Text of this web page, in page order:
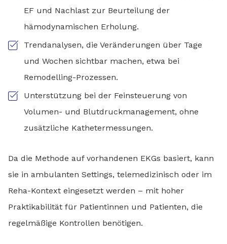
EF und Nachlast zur Beurteilung der
hämodynamischen Erholung.
Trendanalysen, die Veränderungen über Tage
und Wochen sichtbar machen, etwa bei
Remodelling-Prozessen.
Unterstützung bei der Feinsteuerung von
Volumen- und Blutdruckmanagement, ohne
zusätzliche Kathetermessungen.
Da die Methode auf vorhandenen EKGs basiert, kann
sie in ambulanten Settings, telemedizinisch oder im
Reha-Kontext eingesetzt werden – mit hoher
Praktikabilität für Patientinnen und Patienten, die
regelmäßige Kontrollen benötigen.